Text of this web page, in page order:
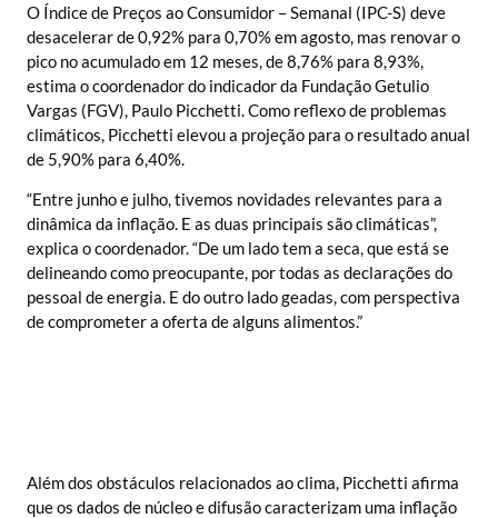
O Índice de Preços ao Consumidor – Semanal (IPC-S) deve
desacelerar de 0,92% para 0,70% em agosto, mas renovar o
pico no acumulado em 12 meses, de 8,76% para 8,93%,
estima o coordenador do indicador da Fundação Getulio
Vargas (FGV), Paulo Picchetti. Como reflexo de problemas
climáticos, Picchetti elevou a projeção para o resultado anual
de 5,90% para 6,40%.
“Entre junho e julho, tivemos novidades relevantes para a
dinâmica da inflação. E as duas principais são climáticas”,
explica o coordenador. “De um lado tem a seca, que está se
delineando como preocupante, por todas as declarações do
pessoal de energia. E do outro lado geadas, com perspectiva
de comprometer a oferta de alguns alimentos.”
Além dos obstáculos relacionados ao clima, Picchetti afirma
que os dados de núcleo e difusão caracterizam uma inflação